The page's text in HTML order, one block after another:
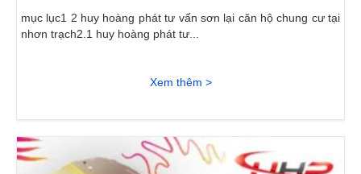
mục lục1 2 huy hoàng phát tư vấn sơn lại căn hộ chung cư tại
nhơn trạch2.1 huy hoàng phát tư...
Xem thêm >